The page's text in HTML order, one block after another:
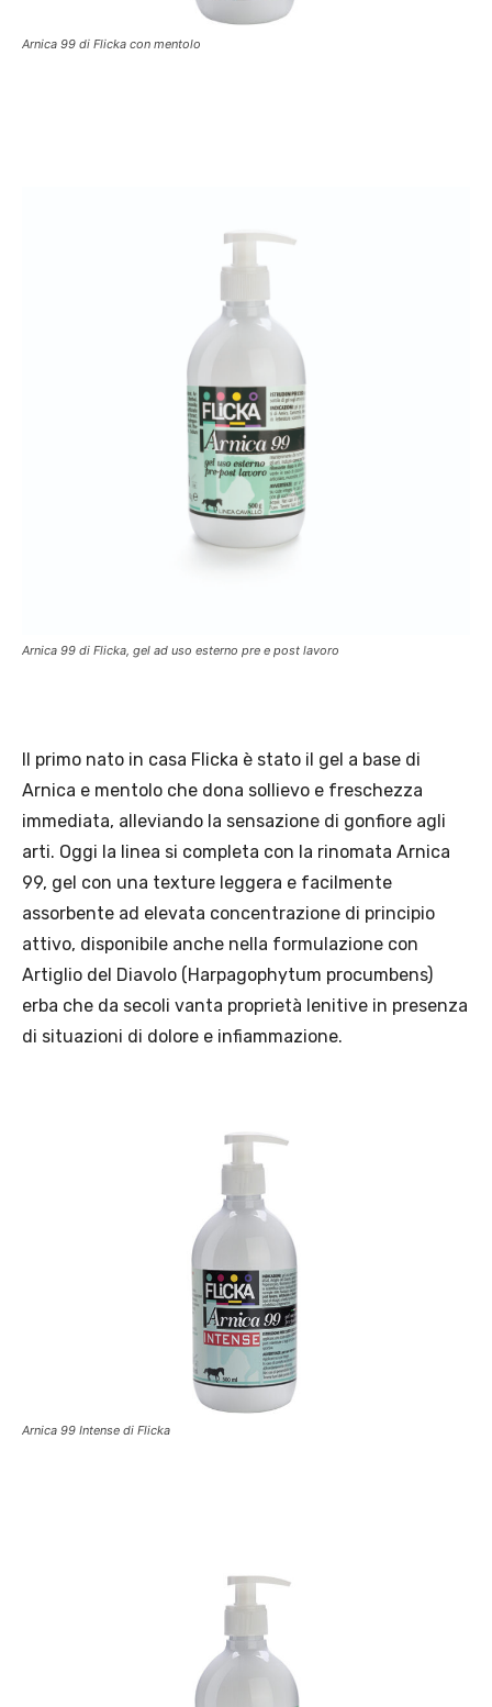
Arnica 99 di Flicka con mentolo
Arnica 99 di Flicka, gel ad uso esterno pre e post lavoro
Il primo nato in casa Flicka è stato il gel a base di
Arnica e mentolo che dona sollievo e freschezza
immediata, alleviando la sensazione di gonfiore agli
arti. Oggi la linea si completa con la rinomata Arnica
99, gel con una texture leggera e facilmente
assorbente ad elevata concentrazione di principio
attivo, disponibile anche nella formulazione con
Artiglio del Diavolo (Harpagophytum procumbens)
erba che da secoli vanta proprietà lenitive in presenza
di situazioni di dolore e infiammazione.
Arnica 99 Intense di Flicka